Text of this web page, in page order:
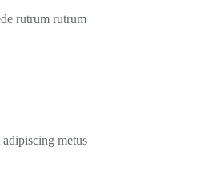
rutrum rutrum
metus